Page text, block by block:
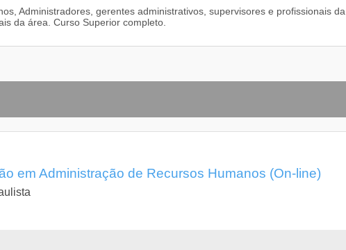
Administradores, gerentes administrativos, supervisores e profissionais da
da área. Curso Superior completo.
em Administração de Recursos Humanos (On-line)